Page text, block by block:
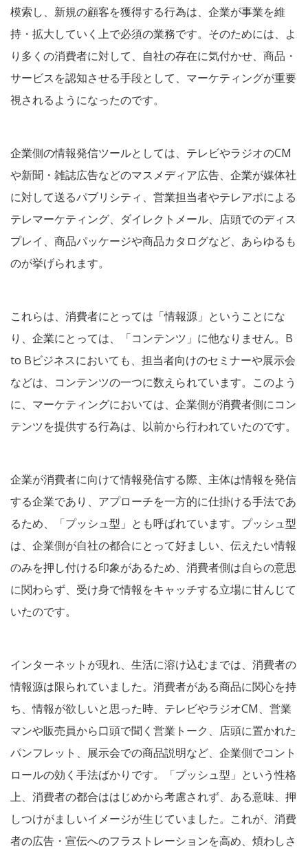
模索し、新規の顧客を獲得する行為は、企業が事業を維
持・拡大していく上で必須の業務です。そのためには、よ
り多くの消費者に対して、自社の存在に気付かせ、商品・
サービスを認知させる手段として、マーケティングが重要
視されるようになったのです。
企業側の情報発信ツールとしては、テレビやラジオのCM
や新聞・雑誌広告などのマスメディア広告、企業が媒体社
に対して送るパブリシティ、営業担当者やテレアポによる
テレマーケティング、ダイレクトメール、店頭でのディス
プレイ、商品パッケージや商品カタログなど、あらゆるも
のが挙げられます。
これらは、消費者にとっては「情報源」ということにな
り、企業にとっては、「コンテンツ」に他なりません。B
to Bビジネスにおいても、担当者向けのセミナーや展示会
などは、コンテンツの一つに数えられています。このよう
に、マーケティングにおいては、企業側が消費者側にコン
テンツを提供する行為は、以前から行われていたのです。
企業が消費者に向けて情報発信する際、主体は情報を発信
する企業であり、アプローチを一方的に仕掛ける手法であ
るため、「プッシュ型」とも呼ばれています。プッシュ型
は、企業側が自社の都合にとって好ましい、伝えたい情報
のみを押し付ける印象があるため、消費者側は自らの意思
に関わらず、受け身で情報をキャッチする立場に甘んじて
いたのです。
インターネットが現れ、生活に溶け込むまでは、消費者の
情報源は限られていました。消費者がある商品に関心を持
ち、情報が欲しいと思った時、テレビやラジオCM、営業
マンや販売員から口頭で聞く営業トーク、店頭に置かれた
パンフレット、展示会での商品説明など、企業側でコント
ロールの効く手法ばかりです。「プッシュ型」という性格
上、消費者の都合ははじめから考慮されず、ある意味、押
しつけがましいイメージが生じていました。これが、消費
者の広告・宣伝へのフラストレーションを高め、煩わしさ